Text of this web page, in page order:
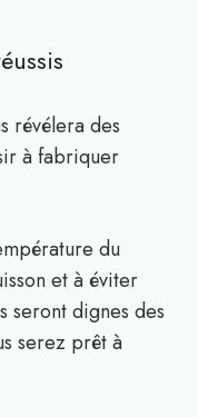
révélera des
à fabriquer
du
et à éviter
seront dignes des
serez prêt à